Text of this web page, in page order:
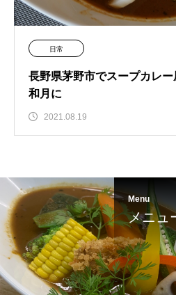
日常
長野県茅野市でスープカレ
和月に
2021.08.19
Menu
メニュ